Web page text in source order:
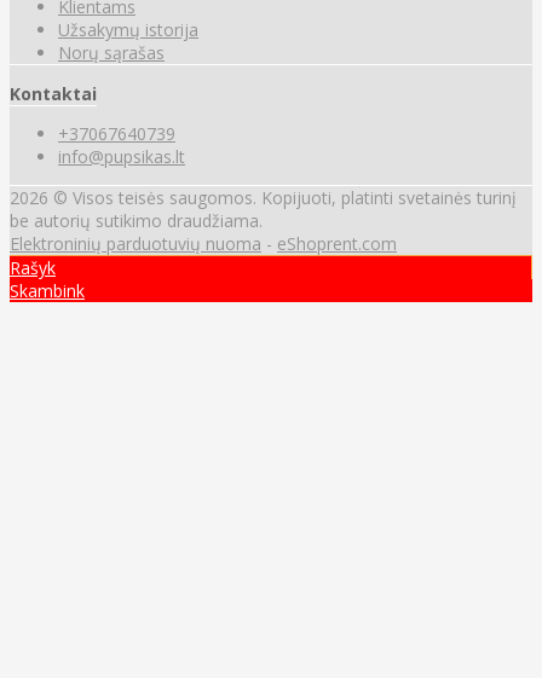
Klientams
Užsakymų istorija
Norų sąrašas
Kontaktai
+37067640739
info@pupsikas.lt
2026 © Visos teisės saugomos. Kopijuoti, platinti svetainės turinį
be autorių sutikimo draudžiama.
Elektroninių parduotuvių nuoma - eShoprent.com
Rašyk
Skambink